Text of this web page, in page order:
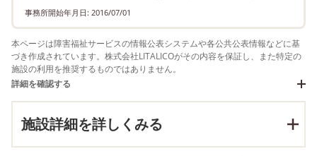
事務所開始年月日: 2016/07/01
本ページは障害福祉サービスの情報公表システムや各公共公表情報などに基
づき作成されています。株式会社LITALICOがその内容を保証し、また特定の
施設の利用を推奨するものではありません。
詳細を確認する
施設詳細を詳しくみる